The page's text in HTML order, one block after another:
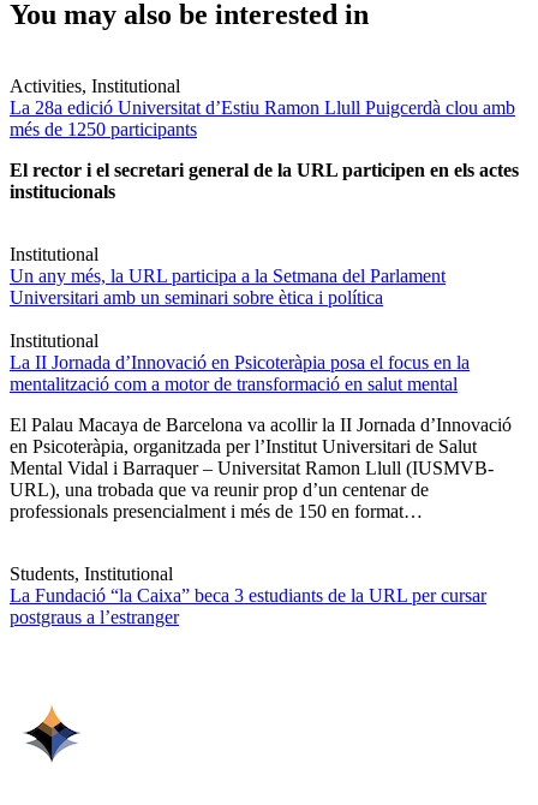
You may also be interested in
Activities, Institutional
La 28a edició Universitat d’Estiu Ramon Llull Puigcerdà clou amb
més de 1250 participants
El rector i el secretari general de la URL participen en els actes
institucionals
Institutional
Un any més, la URL participa a la Setmana del Parlament
Universitari amb un seminari sobre ètica i política
Institutional
La II Jornada d’Innovació en Psicoteràpia posa el focus en la
mentalització com a motor de transformació en salut mental
El Palau Macaya de Barcelona va acollir la II Jornada d’Innovació
en Psicoteràpia, organitzada per l’Institut Universitari de Salut
Mental Vidal i Barraquer – Universitat Ramon Llull (IUSMVB-
URL), una trobada que va reunir prop d’un centenar de
professionals presencialment i més de 150 en format…
Students, Institutional
La Fundació “la Caixa” beca 3 estudiants de la URL per cursar
postgraus a l’estranger